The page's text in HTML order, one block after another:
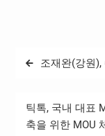
로운 앨범 [Fancy
글
색
조재완(강원),
틱톡, 국내 대표
축을 위한 MOU